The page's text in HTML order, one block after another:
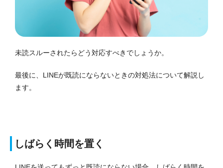
未読スルーされたらどう対応すべきでしょうか。
最後に、LINEが既読にならないときの対処法について解説し
ます。
しばらく時間を置く